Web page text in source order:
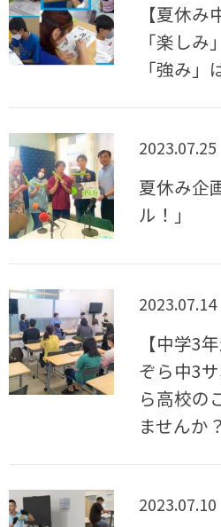
【夏休
「楽しみ
「強み」
2023.07.25
夏休み企
ル！」
2023.07.14
【中学3
ぞら中3
ら高校の
ませんか？
2023.07.10